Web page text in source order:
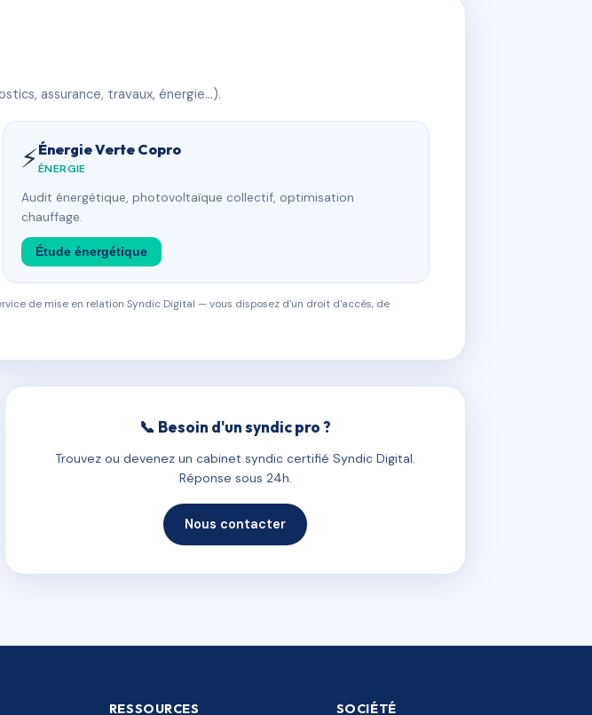
assurance, travaux, énergie…).
⚡Énergie Verte Copro
ÉNERGIE
Audit énergétique, photovoltaïque collectif, optimisation
chauffage.
Étude énergétique
de mise en relation Syndic Digital — vous disposez d'un droit d'accès, de
📞 Besoin d'un syndic pro ?
Trouvez ou devenez un cabinet syndic certifié Syndic Digital.
Réponse sous 24h.
Nous contacter
RESSOURCES SOCIÉTÉ